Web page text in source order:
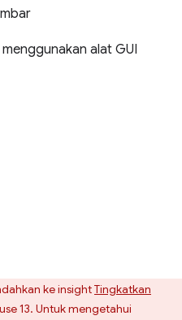
alat GUI
ke insightTingkatkan
13. Untuk mengetahui